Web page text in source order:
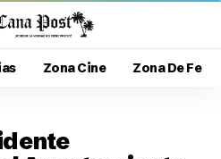
Zona Cine Zona De Fe